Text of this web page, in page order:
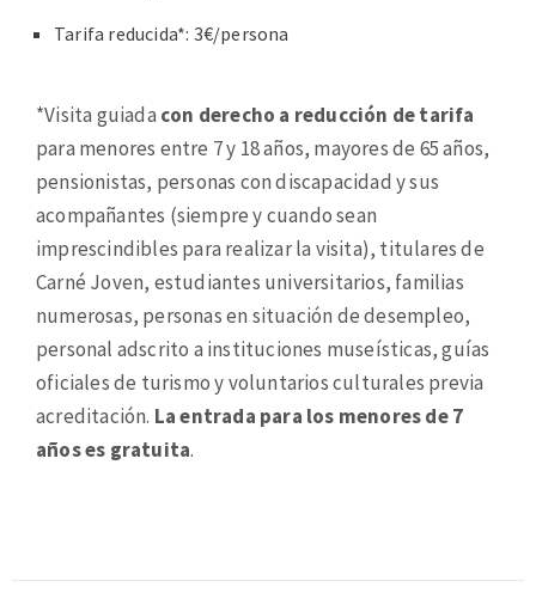
Tarifa reducida*: 3€/persona
*Visita guiada con derecho a reducción de tarifa
para menores entre 7 y 18 años, mayores de 65 años,
pensionistas, personas con discapacidad y sus
acompañantes (siempre y cuando sean
imprescindibles para realizar la visita), titulares de
Carné Joven, estudiantes universitarios, familias
numerosas, personas en situación de desempleo,
personal adscrito a instituciones museísticas, guías
oficiales de turismo y voluntarios culturales previa
acreditación. La entrada para los menores de 7
años es gratuita.